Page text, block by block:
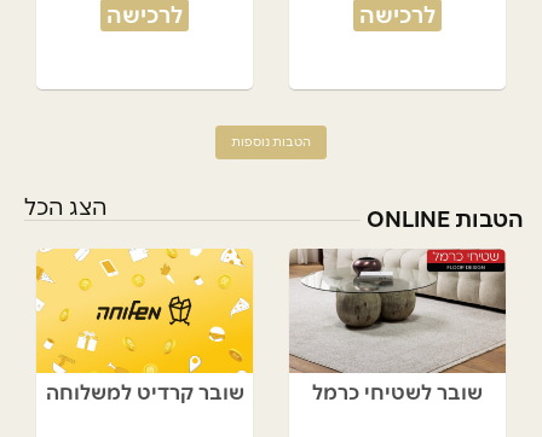
לרכישה לרכישה
הטבות נוספות
הטבות ONLINE הצג הכל
שובר לשטיחי כרמל שובר קרדיט למשלוחה